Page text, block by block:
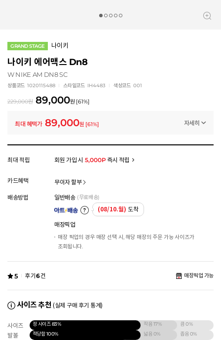
GRAND STAGE 나이키
나이키 에어맥스 Dn8
W NIKE AM DN8 SC
상품코드 1020115488 스타일코드 IH4483 색상코드 001
229,000원 89,000원 [61%]
최대 혜택가 89,000원 [61%] 자세히
모든 혜택이 적용된 금액으로, 실제 결제 금액과는 차이가 있을 수 있습니다.
최대 적립 회원 가입 시 5,000P즉시 적립
카드혜택 무이자 할부
배송방법 일반배송 (무료배송)
(08/10.월) 도착
매장픽업
매장 픽업의 경우 매장 선택 시, 해당 매장의 주문 가능 사이즈가
조회됩니다.
5 후기6건 매장픽업 가능
사이즈 추천 (실제 구매 후기 통계)
사이즈 정 사이즈83% 작음17% 큼0%
발볼 적당함100% 넓음0% 좁음0%